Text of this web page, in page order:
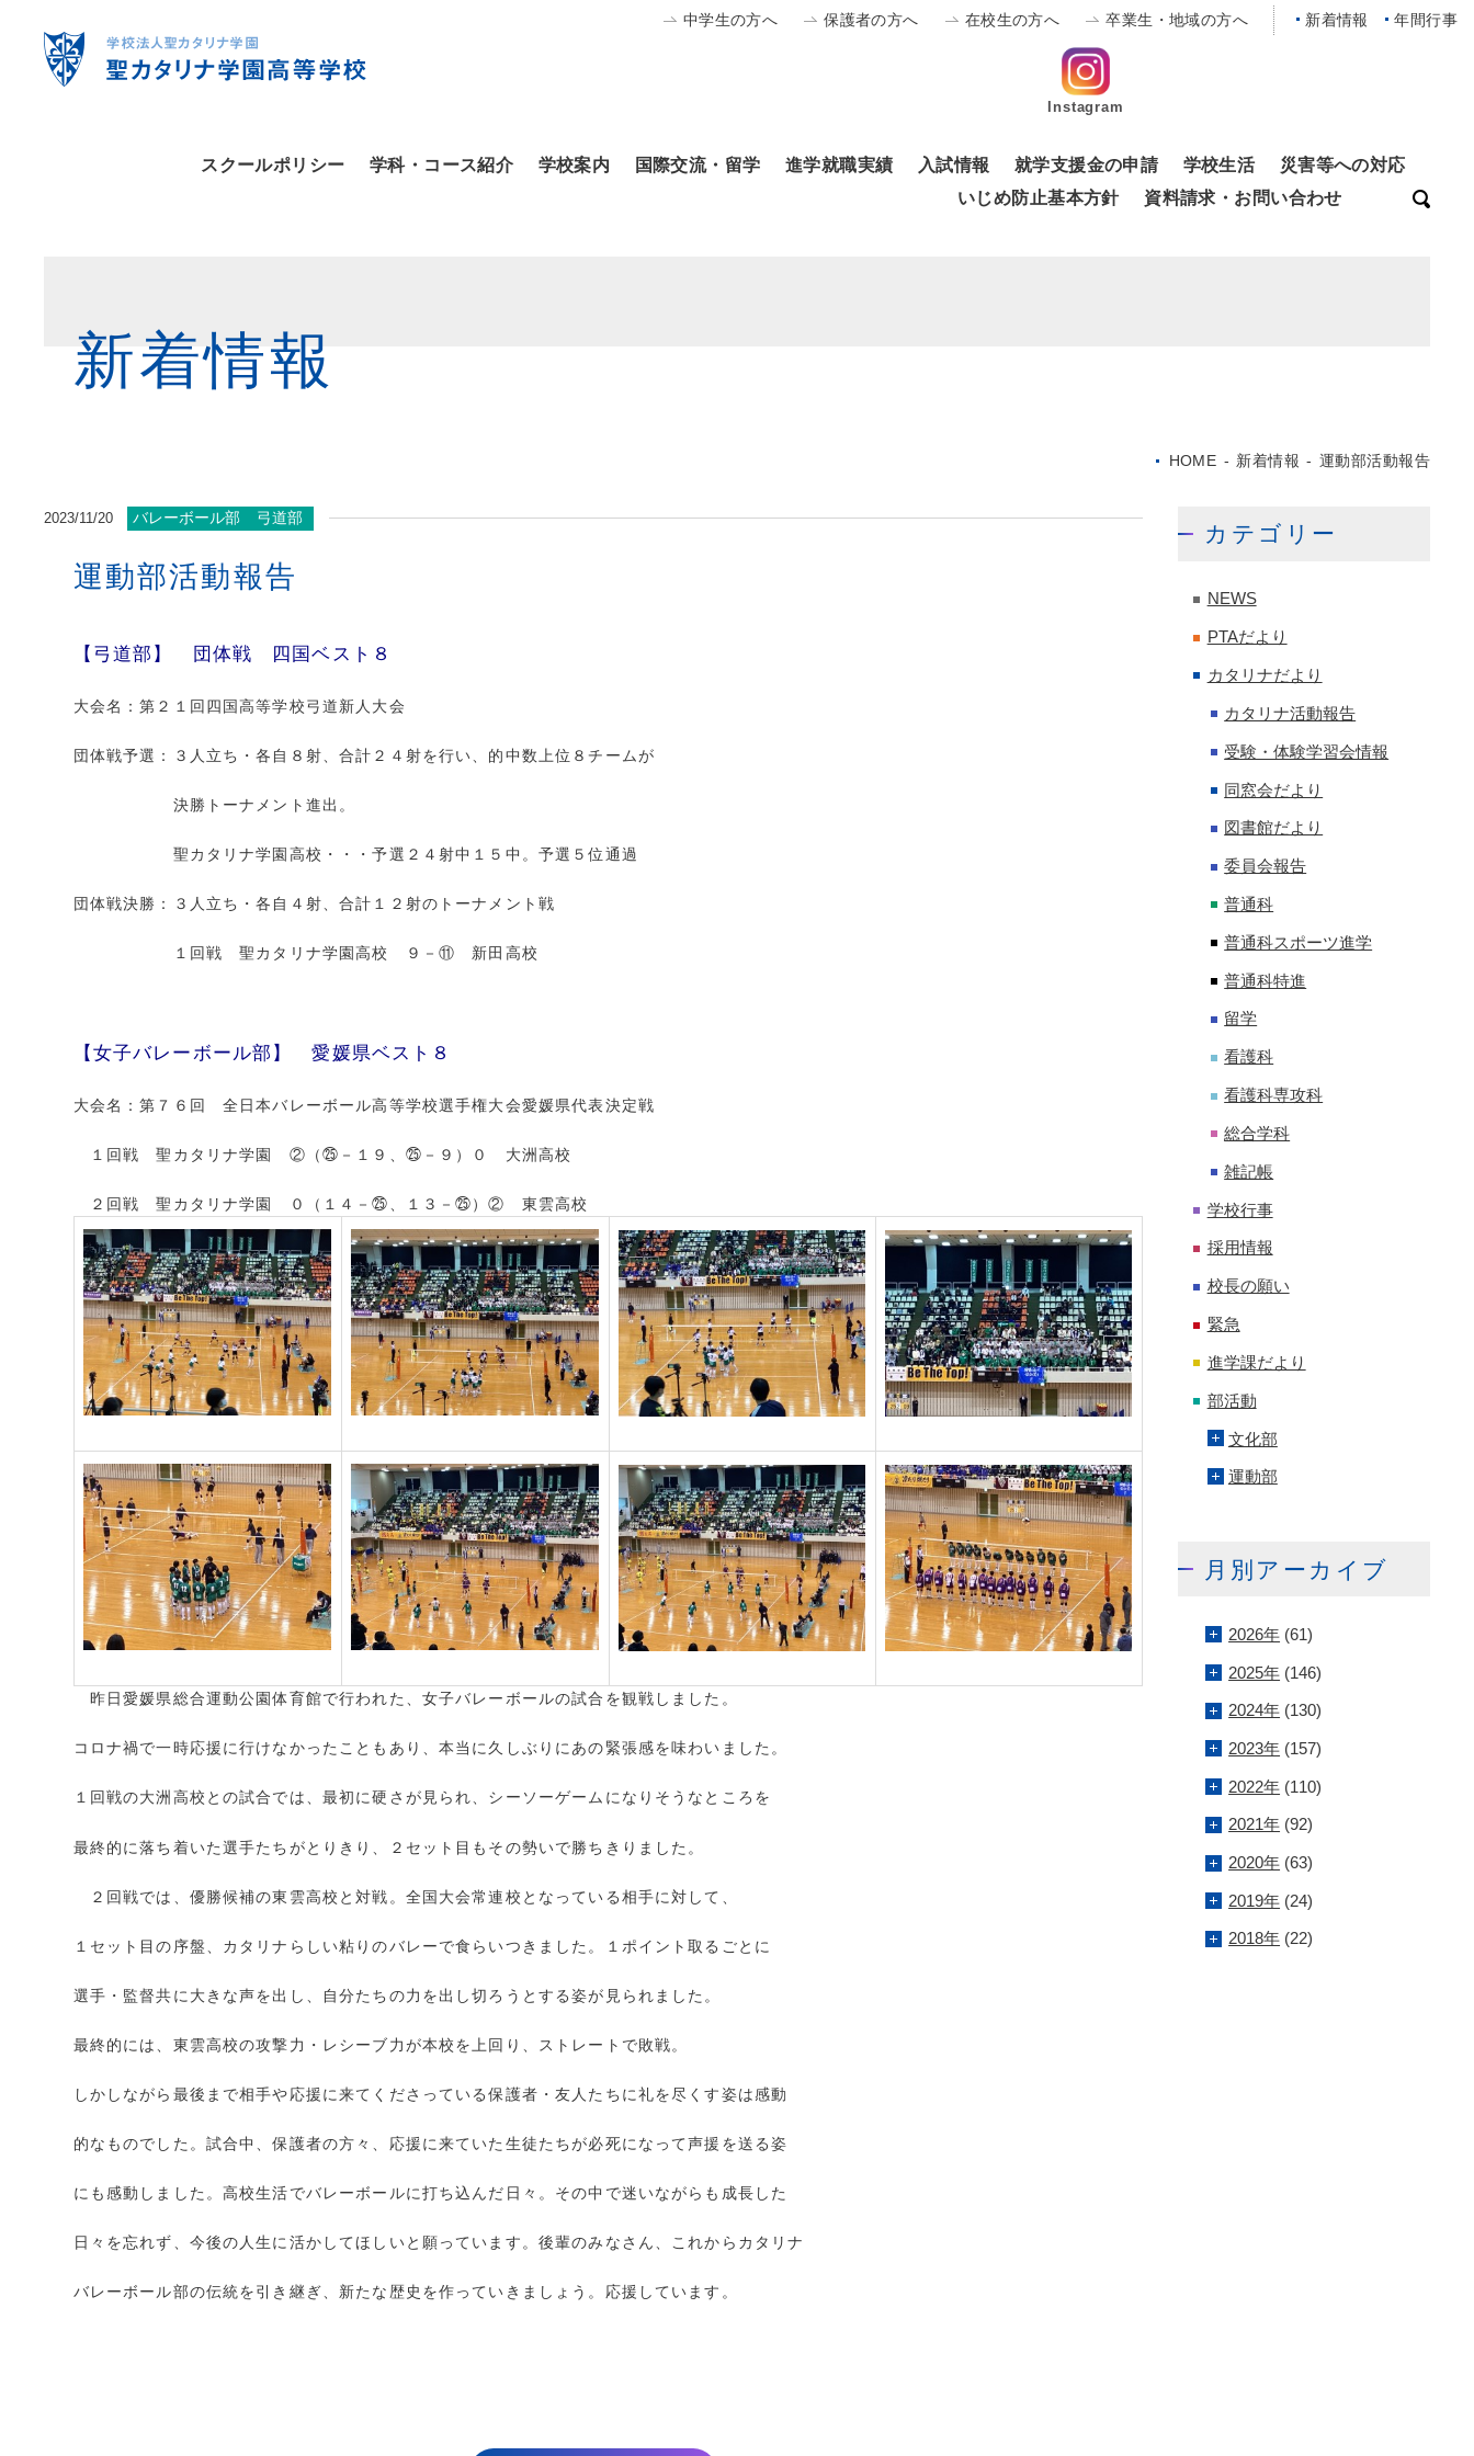
中学生の方へ 保護者の方へ 在校生の方へ 卒業生・地域の方へ 新着情報 年間行事
Instagram
スクールポリシー 学科・コース紹介 学校案内 国際交流・留学 進学就職実績 入試情報 就学支援金の申請 学校生活
災害等への対応
いじめ防止基本方針
資料請求・お問い合わせ
新着情報
HOME - 新着情報 - 運動部活動報告
2023/11/20 バレーボール部 弓道部
運動部活動報告
【弓道部】 団体戦 四国ベスト８
大会名：第２１回四国高等学校弓道新人大会
団体戦予選：３人立ち・各自８射、合計２４射を行い、的中数上位８チームが
決勝トーナメント進出。
聖カタリナ学園高校・・・予選２４射中１５中。予選５位通過
団体戦決勝：３人立ち・各自４射、合計１２射のトーナメント戦
１回戦 聖カタリナ学園高校 ９－⑪ 新田高校
【女子バレーボール部】 愛媛県ベスト８
大会名：第７６回 全日本バレーボール高等学校選手権大会愛媛県代表決定戦
１回戦 聖カタリナ学園 ②（㉕－１９、㉕－９）０ 大洲高校
２回戦 聖カタリナ学園 ０（１４－㉕、１３－㉕）② 東雲高校
昨日愛媛県総合運動公園体育館で行われた、女子バレーボールの試合を観戦しました。
コロナ禍で一時応援に行けなかったこともあり、本当に久しぶりにあの緊張感を味わいました。
１回戦の大洲高校との試合では、最初に硬さが見られ、シーソーゲームになりそうなところを
最終的に落ち着いた選手たちがとりきり、２セット目もその勢いで勝ちきりました。
２回戦では、優勝候補の東雲高校と対戦。全国大会常連校となっている相手に対して、
１セット目の序盤、カタリナらしい粘りのバレーで食らいつきました。１ポイント取るごとに
選手・監督共に大きな声を出し、自分たちの力を出し切ろうとする姿が見られました。
最終的には、東雲高校の攻撃力・レシーブ力が本校を上回り、ストレートで敗戦。
しかしながら最後まで相手や応援に来てくださっている保護者・友人たちに礼を尽くす姿は感動
的なものでした。試合中、保護者の方々、応援に来ていた生徒たちが必死になって声援を送る姿
にも感動しました。高校生活でバレーボールに打ち込んだ日々。その中で迷いながらも成長した
日々を忘れず、今後の人生に活かしてほしいと願っています。後輩のみなさん、これからカタリナ
バレーボール部の伝統を引き継ぎ、新たな歴史を作っていきましょう。応援しています。
カテゴリー
NEWS
PTAだより
カタリナだより
カタリナ活動報告
受験・体験学習会情報
同窓会だより
図書館だより
委員会報告
普通科
普通科スポーツ進学
普通科特進
留学
看護科
看護科専攻科
総合学科
雑記帳
学校行事
採用情報
校長の願い
緊急
進学課だより
部活動
文化部
運動部
月別アーカイブ
2026年 (61)
2025年 (146)
2024年 (130)
2023年 (157)
2022年 (110)
2021年 (92)
2020年 (63)
2019年 (24)
2018年 (22)